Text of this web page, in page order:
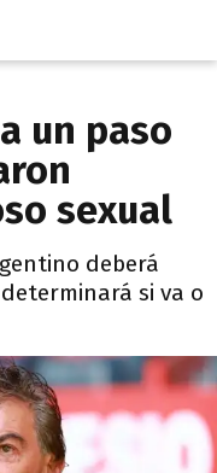
un paso
sexual
deberá
si va o